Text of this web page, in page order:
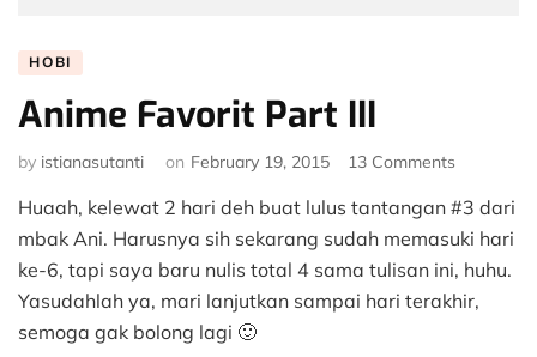
HOBI
Anime Favorit Part III
by istianasutanti on February 19, 2015 13 Comments
Favorit
Part
III
Huaah, kelewat 2 hari deh buat lulus tantangan #3 dari
mbak Ani. Harusnya sih sekarang sudah memasuki hari
ke-6, tapi saya baru nulis total 4 sama tulisan ini, huhu.
Yasudahlah ya, mari lanjutkan sampai hari terakhir,
semoga gak bolong lagi 🙂